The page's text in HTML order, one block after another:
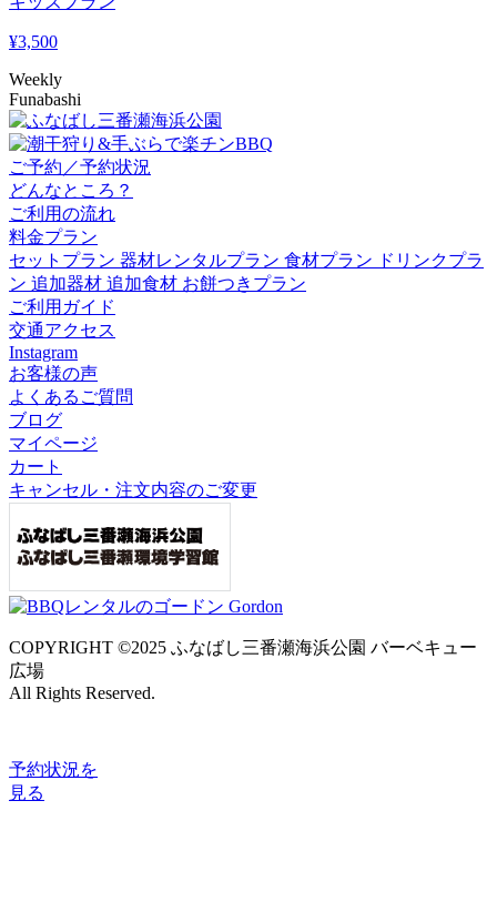
¥3,500
Weekly
Funabashi
ご予約／予約状況
どんなところ？
ご利用の流れ
料金プラン
セットプラン 器材レンタルプラン 食材プラン ドリンクプラ
ン 追加器材 追加食材 お餅つきプラン
ご利用ガイド
交通アクセス
Instagram
お客様の声
よくあるご質問
ブログ
マイページ
カート
キャンセル・注文内容のご変更
COPYRIGHT ©2025 ふなばし三番瀬海浜公園 バーベキュー
広場
All Rights Reserved.
予約状況を
見る